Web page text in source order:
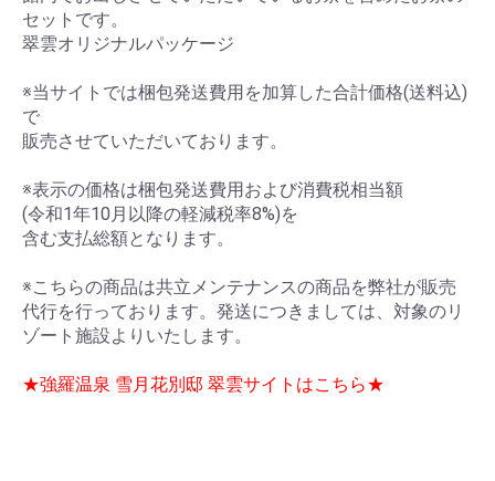
セットです。
翠雲オリジナルパッケージ
※当サイトでは梱包発送費用を加算した合計価格(送料込)
で
販売させていただいております。
※表示の価格は梱包発送費用および消費税相当額
(令和1年10月以降の軽減税率8%)を
含む支払総額となります。
※こちらの商品は共立メンテナンスの商品を弊社が販売
代行を行っております。発送につきましては、対象のリ
ゾート施設よりいたします。
★強羅温泉 雪月花別邸 翠雲サイトはこちら★